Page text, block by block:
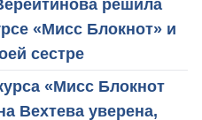
решила
«Мисс Блокнот» и
сестре
«Мисс Блокнот
Вехтева уверена,